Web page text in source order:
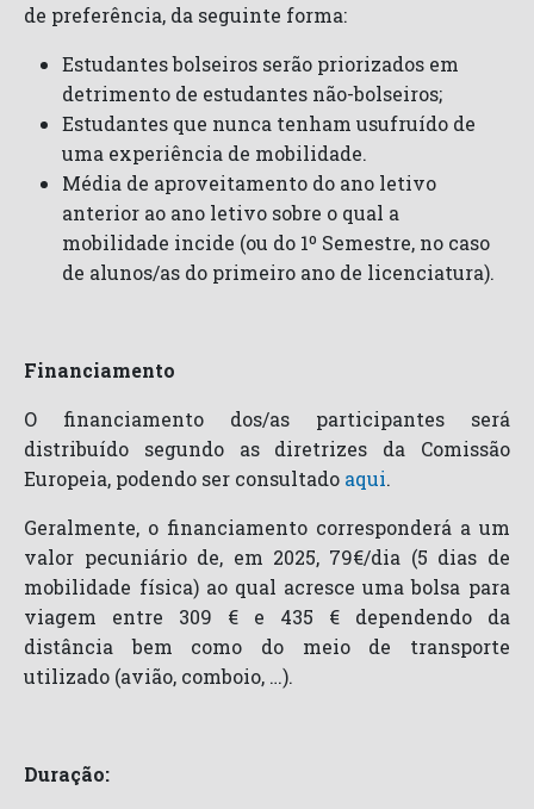
de preferência, da seguinte forma:
Estudantes bolseiros serão priorizados em
detrimento de estudantes não-bolseiros;
Estudantes que nunca tenham usufruído de
uma experiência de mobilidade.
Média de aproveitamento do ano letivo
anterior ao ano letivo sobre o qual a
mobilidade incide (ou do 1º Semestre, no caso
de alunos/as do primeiro ano de licenciatura).
Financiamento
O financiamento dos/as participantes será
distribuído segundo as diretrizes da Comissão
Europeia, podendo ser consultado aqui.
Geralmente, o financiamento corresponderá a um
valor pecuniário de, em 2025, 79€/dia (5 dias de
mobilidade física) ao qual acresce uma bolsa para
viagem entre 309 € e 435 € dependendo da
distância bem como do meio de transporte
utilizado (avião, comboio, …).
Duração: